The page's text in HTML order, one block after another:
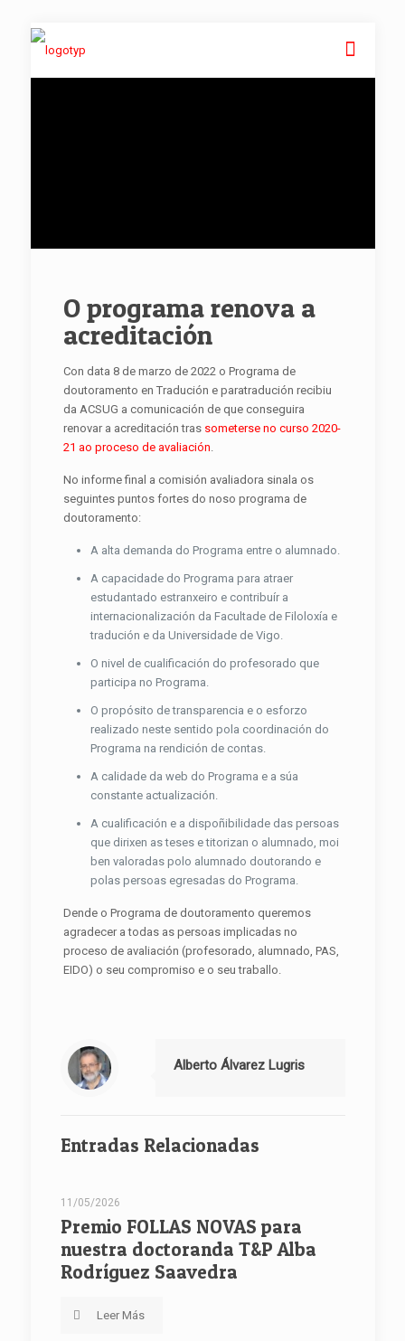
O programa renova a
acreditación
Con data 8 de marzo de 2022 o Programa de
doutoramento en Tradución e paratradución recibiu
da ACSUG a comunicación de que conseguira
renovar a acreditación tras someterse no curso 2020-
21 ao proceso de avaliación.
No informe final a comisión avaliadora sinala os
seguintes puntos fortes do noso programa de
doutoramento:
A alta demanda do Programa entre o alumnado.
A capacidade do Programa para atraer
estudantado estranxeiro e contribuír a
internacionalización da Facultade de Filoloxía e
tradución e da Universidade de Vigo.
O nivel de cualificación do profesorado que
participa no Programa.
O propósito de transparencia e o esforzo
realizado neste sentido pola coordinación do
Programa na rendición de contas.
A calidade da web do Programa e a súa
constante actualización.
A cualificación e a dispoñibilidade das persoas
que dirixen as teses e titorizan o alumnado, moi
ben valoradas polo alumnado doutorando e
polas persoas egresadas do Programa.
Dende o Programa de doutoramento queremos
agradecer a todas as persoas implicadas no
proceso de avaliación (profesorado, alumnado, PAS,
EIDO) o seu compromiso e o seu traballo.
Alberto Álvarez Lugris
Entradas Relacionadas
11/05/2026
Premio FOLLAS NOVAS para
nuestra doctoranda T&P Alba
Rodríguez Saavedra
Leer Más